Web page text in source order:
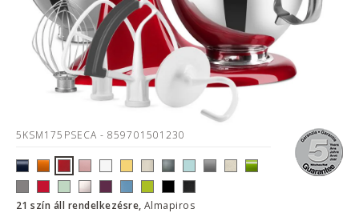
5KSM175PSECA- 859701501230
21 szín áll rendelkezésre, Almapiros